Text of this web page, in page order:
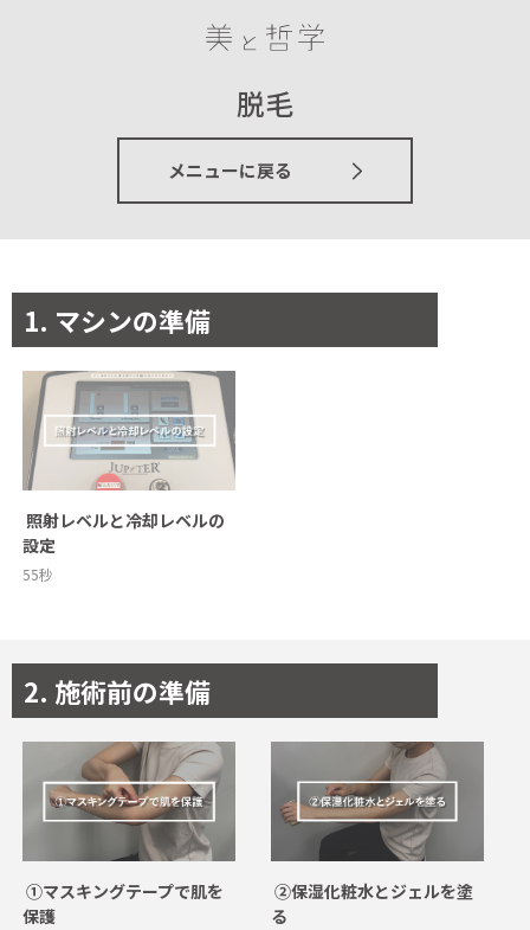
脱毛
メニューに戻る
1. マシンの準備
設定
55秒
2. 施術前の準備
保護
②保湿化粧水とジェルを塗